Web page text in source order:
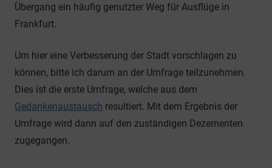
Übergang ein häufig genutzter Weg für Ausflüge in
Frankfurt.
Um hier eine Verbesserung der Stadt vorschlagen zu
können, bitte ich darum an der Umfrage teilzunehmen.
Dies ist die erste Umfrage, welche aus dem
Gedankenaustausch resultiert. Mit dem Ergebnis der
Umfrage wird dann auf den zuständigen Dezernenten
zugegangen.